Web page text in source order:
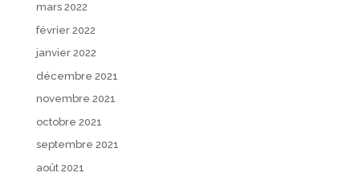
mars 2022
février 2022
janvier 2022
décembre 2021
novembre 2021
octobre 2021
septembre 2021
août 2021